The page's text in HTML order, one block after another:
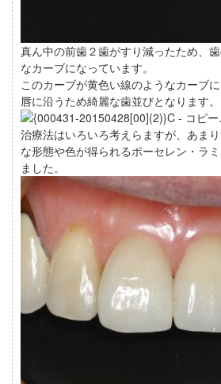
真ん中の前歯２歯がすり減ったため、
なカーブになっています。
このカーブが黄色い線のようなカーブ
唇に沿うため綺麗な歯並びとなります。
治療法はいろいろ考えらますが、あま
な形態や色が得られるポーセレン・ラ
ました。